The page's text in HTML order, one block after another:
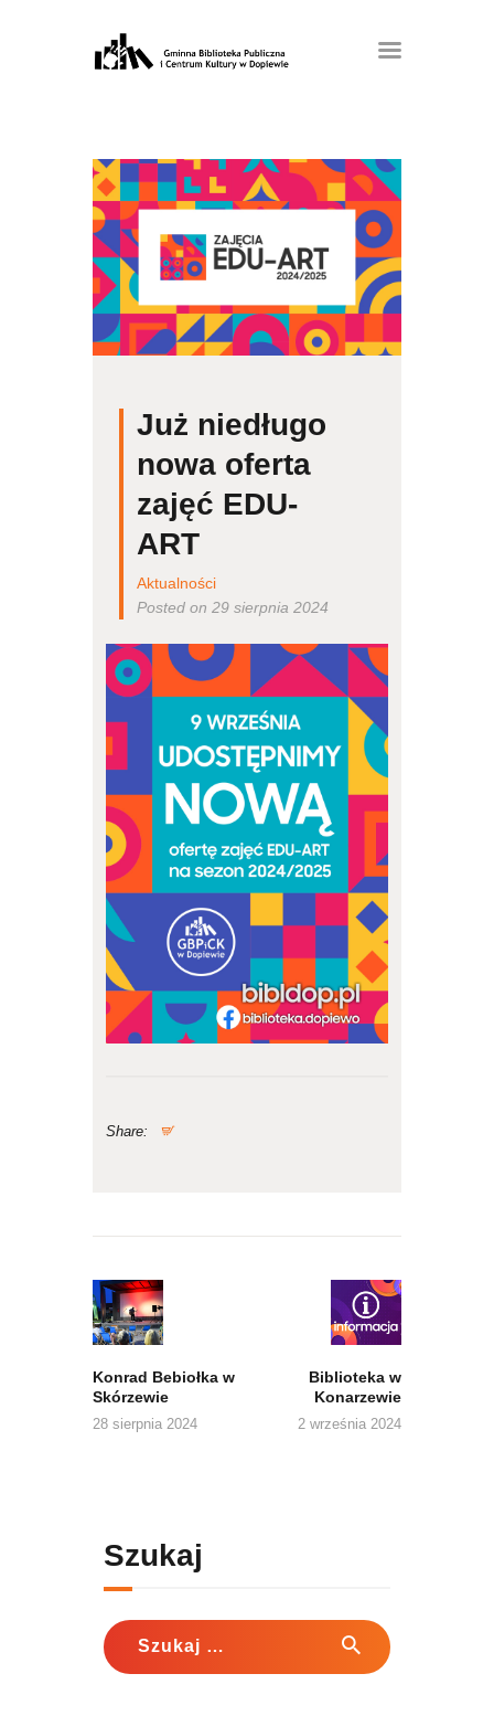
Już niedługo
nowa oferta
zajęć EDU-
ART
Aktualności
Posted on 29 sierpnia 2024
Share:
wpisu
Konrad Bebiołka w
Skórzewie
28 sierpnia 2024
Biblioteka w
Konarzewie
2 września 2024
Szukaj
Szukaj: